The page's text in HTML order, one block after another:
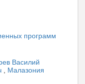
программ
Василий
, Малазония